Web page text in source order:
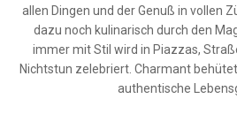
allen Dingen und der Genuß in vollen
dazu noch kulinarisch durch den
immer mit Stil wird in Piazzas,
Nichtstun zelebriert. Charmant
authentische